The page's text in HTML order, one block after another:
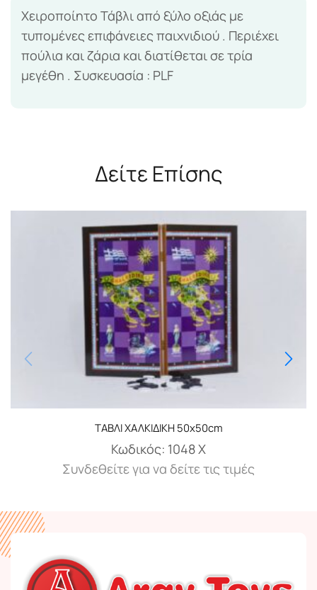
Χειροποίητο Τάβλι από ξύλο οξιάς με
τυπομένες επιφάνειες παιχνιδιού . Περιέχει
πούλια και ζάρια και διατίθεται σε τρία
μεγέθη . Συσκευασία : PLF
Δείτε Επίσης
ΤΑΒΛΙ ΧΑΛΚΙΔΙΚΗ 50x50cm
Κωδικός: 1048 Χ
Συνδεθείτε για να δείτε τις τιμές